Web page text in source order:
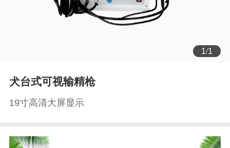
1/1
犬台式可视输精枪
19寸高清大屏显示